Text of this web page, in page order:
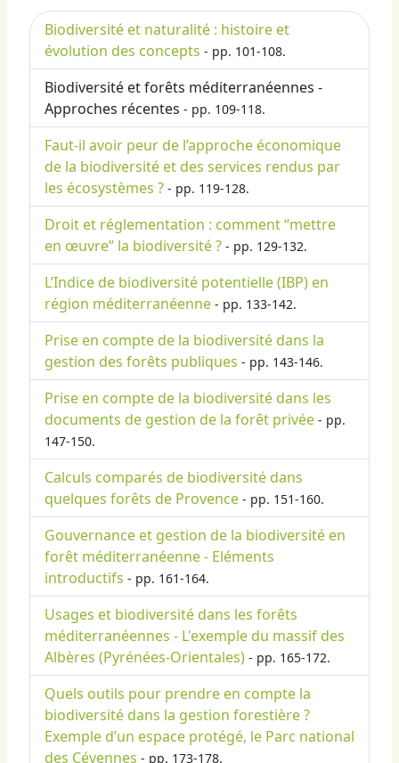
Biodiversité et naturalité : histoire et
évolution des concepts - pp. 101-108.
Biodiversité et forêts méditerranéennes -
Approches récentes - pp. 109-118.
Faut-il avoir peur de l’approche économique
de la biodiversité et des services rendus par
les écosystèmes ? - pp. 119-128.
Droit et réglementation : comment “mettre
en œuvre” la biodiversité ? - pp. 129-132.
L’Indice de biodiversité potentielle (IBP) en
région méditerranéenne - pp. 133-142.
Prise en compte de la biodiversité dans la
gestion des forêts publiques - pp. 143-146.
Prise en compte de la biodiversité dans les
documents de gestion de la forêt privée - pp.
147-150.
Calculs comparés de biodiversité dans
quelques forêts de Provence - pp. 151-160.
Gouvernance et gestion de la biodiversité en
forêt méditerranéenne - Eléments
introductifs - pp. 161-164.
Usages et biodiversité dans les forêts
méditerranéennes - L'exemple du massif des
Albères (Pyrénées-Orientales) - pp. 165-172.
Quels outils pour prendre en compte la
biodiversité dans la gestion forestière ?
Exemple d’un espace protégé, le Parc national
des Cévennes - pp. 173-178.